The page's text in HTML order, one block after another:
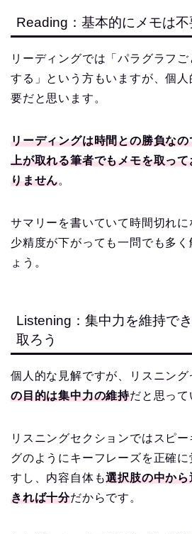
Reading：基本的にメモは不
リーディングでは「パラグラフ
する」という方もいますが、個
要だと思います。
リーディングは時間との勝負な
上が取れる筆者でもメモを取っ
りません。
サマリーを書いていて時間切れ
少精度が下がっても一問でも多
ょう。
Listening：集中力を維持で
取ろう
個人的な見解ですが、リスニン
の目的は集中力の維持だと思って
リスニングセクションではスピ
グのようにキーフレーズを正確
すし、内容自体も選択肢の中か
きれば十分だからです。